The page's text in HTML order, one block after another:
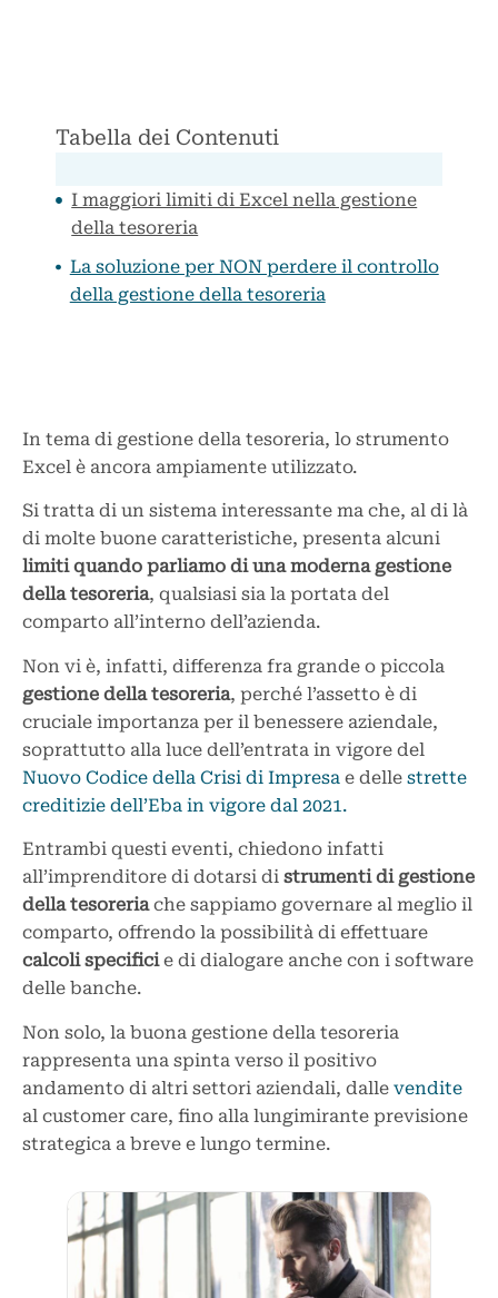
In tema di gestione della tesoreria, lo strumento
Excel è ancora ampiamente utilizzato.
Si tratta di un sistema interessante ma che, al di là
di molte buone caratteristiche, presenta alcuni
limiti quando parliamo di una moderna gestione
della tesoreria, qualsiasi sia la portata del
comparto all’interno dell’azienda.
Non vi è, infatti, differenza fra grande o piccola
gestione della tesoreria, perché l’assetto è di
cruciale importanza per il benessere aziendale,
soprattutto alla luce dell’entrata in vigore del
Nuovo Codice della Crisi di Impresa e delle strette
creditizie dell’Eba in vigore dal 2021.
Entrambi questi eventi, chiedono infatti
all’imprenditore di dotarsi di strumenti di gestione
della tesoreriache sappiamo governare al meglio il
comparto, offrendo la possibilità di effettuare
calcoli specificie di dialogare anche con i software
delle banche.
Non solo, la buona gestione della tesoreria
rappresenta una spinta verso il positivo
andamento di altri settori aziendali, dalle vendite
al customer care, fino alla lungimirante previsione
strategica a breve e lungo termine.
Tabella dei Contenuti
I maggiori limiti di Excel nella gestione
della tesoreria
La soluzione per NON perdere il controllo
della gestione della tesoreria